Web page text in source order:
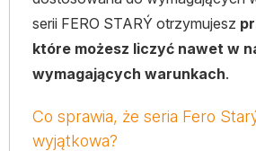
serii FERO STARÝ otrzymujesz
które możesz liczyć nawet w
wymagających warunkach.
Co sprawia, że ​​seria Fero
wyjątkowa?